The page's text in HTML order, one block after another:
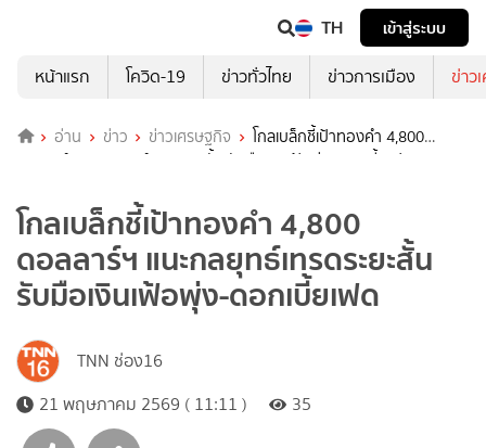
TH
เข้าสู่ระบบ
หน้าแรก
โควิด-19 ข่าวทั่วไทย ข่าวการเมือง ข่าว
อ่าน ข่าว ข่าวเศรษฐกิจ
โกลเบล็กชี้เป้าทองคำ 4,800
ดอลลาร์ฯ แนะกลยุทธ์เทรดระยะสั้น รับมือเงินเฟ้อพุ่ง-ดอกเบี้ยเฟด
โกลเบล็กชี้เป้าทองคำ 4,800
ดอลลาร์ฯ แนะกลยุทธ์เทรดระยะสั้น
รับมือเงินเฟ้อพุ่ง-ดอกเบี้ยเฟด
TNN ช่อง16
21 พฤษภาคม 2569 ( 11:11 )
35